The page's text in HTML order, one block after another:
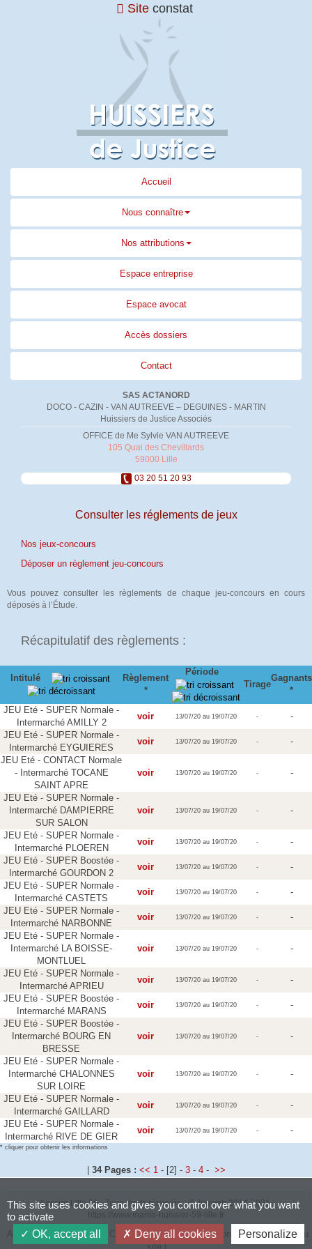
Site constat
Accueil
Nous connaître
Nos attributions
Espace entreprise
Espace avocat
Accès dossiers
Contact
SAS ACTANORD
DOCO - CAZIN - VAN AUTREEVE – DEGUINES - MARTIN
Huissiers de Justice Associés
OFFICE de Me Sylvie VAN AUTREEVE
105 Quai des Chevillards
59000 Lille
03 20 51 20 93
Consulter les réglements de jeux
Nos jeux-concours
Déposer un règlement jeu-concours
Vous pouvez consulter les règlements de chaque jeu-concours en cours
déposés à l’Étude.
Récapitulatif des règlements :
Intitulé
Règlement
*
Période
Tirage
Gagnants
*
JEU Eté - SUPER Normale -
Intermarché AMILLY 2
voir 13/07/20 au 19/07/20 -
-
JEU Eté - SUPER Normale -
Intermarché EYGUIERES
voir 13/07/20 au 19/07/20 -
-
JEU Eté - CONTACT Normale
- Intermarché TOCANE
SAINT APRE
voir 13/07/20 au 19/07/20 - -
JEU Eté - SUPER Normale -
Intermarché DAMPIERRE
SUR SALON
voir 13/07/20 au 19/07/20 - -
JEU Eté - SUPER Normale -
Intermarché PLOEREN
voir 13/07/20 au 19/07/20 -
-
JEU Eté - SUPER Boostée -
Intermarché GOURDON 2
voir 13/07/20 au 19/07/20 -
-
JEU Eté - SUPER Normale -
Intermarché CASTETS
voir 13/07/20 au 19/07/20 -
-
JEU Eté - SUPER Normale -
Intermarché NARBONNE
voir 13/07/20 au 19/07/20 -
-
JEU Eté - SUPER Normale -
Intermarché LA BOISSE-
MONTLUEL
voir 13/07/20 au 19/07/20 - -
JEU Eté - SUPER Normale -
Intermarché APRIEU
voir 13/07/20 au 19/07/20 -
-
JEU Eté - SUPER Boostée -
Intermarché MARANS
voir 13/07/20 au 19/07/20 -
-
JEU Eté - SUPER Boostée -
Intermarché BOURG EN
BRESSE
voir 13/07/20 au 19/07/20 - -
JEU Eté - SUPER Normale -
Intermarché CHALONNES
SUR LOIRE
voir 13/07/20 au 19/07/20 - -
JEU Eté - SUPER Normale -
Intermarché GAILLARD
voir 13/07/20 au 19/07/20 -
-
JEU Eté - SUPER Normale -
Intermarché RIVE DE GIER
voir 13/07/20 au 19/07/20 - -
* cliquer pour obtenir les informations
34 Pages : << 1 - [2] - 3- 4- >>
Huissier Lille 59- Tous droits réservés - ©Juriweb2014-2021 -
https://www.martin-huissier-59-lille.fr
Accueil Nous trouver Contact Nos liens Mentions légales
Plan du
site
This site uses cookies and gives you control over what you want
to activate
OK, accept all
Deny all cookies Personalize